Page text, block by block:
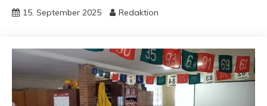
15. September 2025 Redaktion